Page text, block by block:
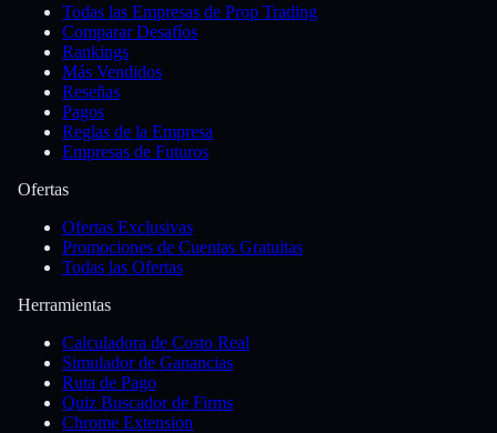
Todas las Empresas de Prop Trading
Comparar Desafíos
Rankings
Más Vendidos
Reseñas
Pagos
Reglas de la Empresa
Empresas de Futuros
Ofertas
Ofertas Exclusivas
Promociones de Cuentas Gratuitas
Todas las Ofertas
Herramientas
Calculadora de Costo Real
Simulador de Ganancias
Ruta de Pago
Quiz Buscador de Firms
Chrome Extension